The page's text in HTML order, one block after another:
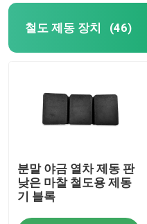
철도 제동 장치 (46)
분말 야금 열차 제동 판
낮은 마찰 철도용 제동
기 블록